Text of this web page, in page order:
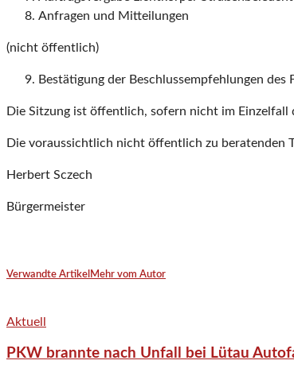
Anfragen und Mitteilungen
(nicht öffentlich)
Bestätigung der Beschlussempfehlungen des
Die Sitzung ist öffentlich, sofern nicht im
Die voraussichtlich nicht öffentlich zu beratenden
Herbert Sczech
Bürgermeister
Verwandte Artikel Mehr vom Autor
Aktuell
PKW brannte nach Unfall bei Lütau